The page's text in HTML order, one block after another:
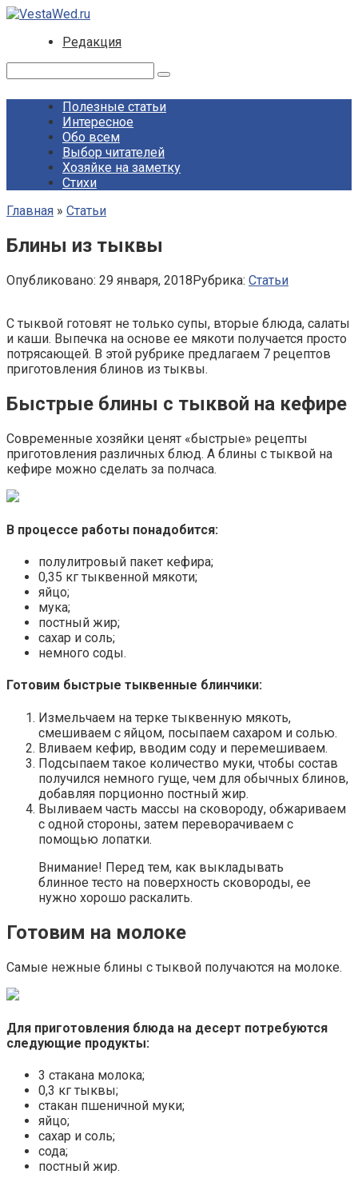
Перейти
контенту
Редакция
Полезные статьи
Интересное
Обо всем
Выбор читателей
Хозяйке на заметку
Стихи
Главная » Статьи
Блины из тыквы
Опубликовано: 29 января, 2018Рубрика: Статьи
С тыквой готовят не только супы, вторые блюда, салаты
и каши. Выпечка на основе ее мякоти получается просто
потрясающей. В этой рубрике предлагаем 7 рецептов
приготовления блинов из тыквы.
Быстрые блины с тыквой на кефире
Современные хозяйки ценят «быстрые» рецепты
приготовления различных блюд. А блины с тыквой на
кефире можно сделать за полчаса.
В процессе работы понадобится:
полулитровый пакет кефира;
0,35 кг тыквенной мякоти;
яйцо;
мука;
постный жир;
сахар и соль;
немного соды.
Готовим быстрые тыквенные блинчики:
Измельчаем на терке тыквенную мякоть,
смешиваем с яйцом, посыпаем сахаром и солью.
Вливаем кефир, вводим соду и перемешиваем.
Подсыпаем такое количество муки, чтобы состав
получился немного гуще, чем для обычных блинов,
добавляя порционно постный жир.
Выливаем часть массы на сковороду, обжариваем
с одной стороны, затем переворачиваем с
помощью лопатки.
Внимание! Перед тем, как выкладывать
блинное тесто на поверхность сковороды, ее
нужно хорошо раскалить.
Готовим на молоке
Самые нежные блины с тыквой получаются на молоке.
Для приготовления блюда на десерт потребуются
следующие продукты:
3 стакана молока;
0,3 кг тыквы;
стакан пшеничной муки;
яйцо;
сахар и соль;
сода;
постный жир.